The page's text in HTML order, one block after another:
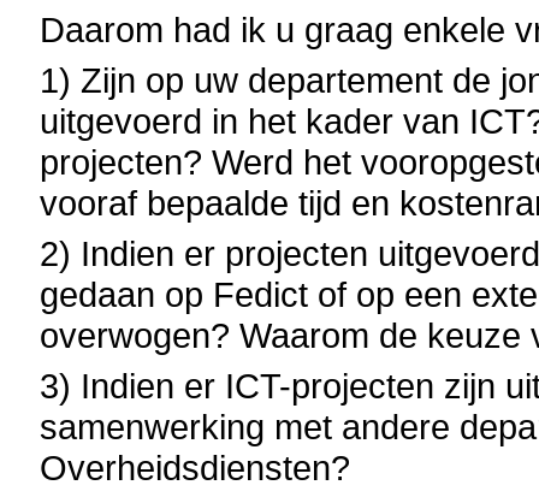
Daarom had ik u graag enkele
1) Zijn op uw departement de
uitgevoerd in het kader van
projecten? Werd het
vooraf bepaalde tijd en
2) Indien er projecten
gedaan op Fedict of op een
overwogen? Waarom de
3) Indien er ICT-projecten zijn
samenwerking met andere
Overheidsdiensten?